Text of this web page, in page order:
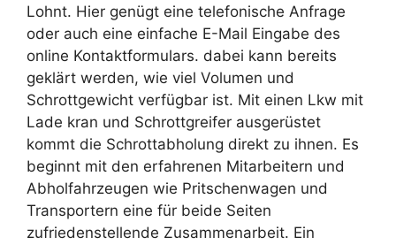
Lohnt. Hier genügt eine telefonische Anfrage
oder auch eine einfache E-Mail Eingabe des
online Kontaktformulars. dabei kann bereits
geklärt werden, wie viel Volumen und
Schrottgewicht verfügbar ist. Mit einen Lkw mit
Lade kran und Schrottgreifer ausgerüstet
kommt die Schrottabholung direkt zu ihnen. Es
beginnt mit den erfahrenen Mitarbeitern und
Abholfahrzeugen wie Pritschenwagen und
Transportern eine für beide Seiten
zufriedenstellende Zusammenarbeit. Ein